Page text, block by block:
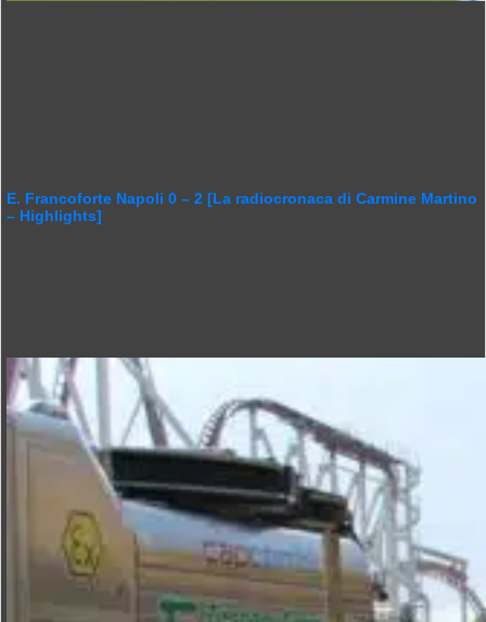
E. Francoforte Napoli 0 – 2 [La radiocronaca di Carmine Martino
– Highlights]